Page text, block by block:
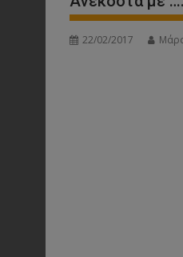
22/02/2017